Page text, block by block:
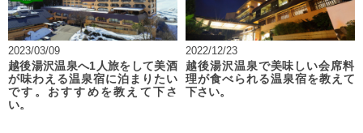
2023/03/09
越後湯沢温泉へ1人旅をして美酒
が味わえる温泉宿に泊まりたい
です。おすすめを教えて下さ
い。
2022/12/23
越後湯沢温泉で美味しい会席料
理が食べられる温泉宿を教えて
下さい。